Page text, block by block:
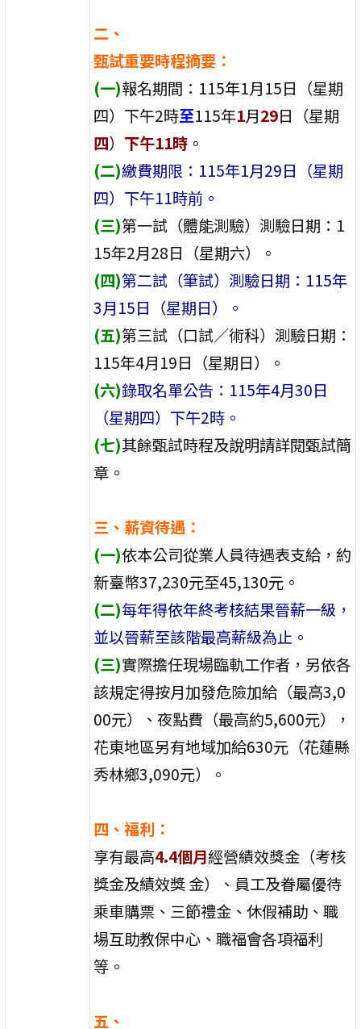
二、
甄試重要時程摘要：
(一)報名期間：115年1月15日（星期
四）下午2時至115年1月29日（星期
四） 下午11時 。
(二)繳費期限：115年1月29日（星期
四）下午11時前。
(三)第一試（體能測驗）測驗日期：1
15年2月28日（星期六）。
(四)第二試（筆試）測驗日期：115年
3月15日（星期日）。
(五)第三試（口試／術科）測驗日期：
115年4月19日（星期日）。
(六)錄取名單公告：115年4月30日
（星期四）下午2時。
(七)其餘甄試時程及說明請詳閱甄試簡
章。
三、薪資待遇：
(一)依本公司從業人員待遇表支給，約
新臺幣37,230元至45,130元。
(二)每年得依年終考核結果晉薪一級，
並以晉薪至該階最高薪級為止。
(三)實際擔任現場臨軌工作者，另依各
該規定得按月加發危險加給（最高3,0
00元）、夜點費（最高約5,600元），
花東地區另有地域加給630元（花蓮縣
秀林鄉3,090元）。
四、福利：
享有最高4.4個月經營績效獎金（考核
獎金及績效獎 金）、員工及眷屬優待
乘車購票、三節禮金、休假補助、職
場互助教保中心、職福會各項福利
等。
五、